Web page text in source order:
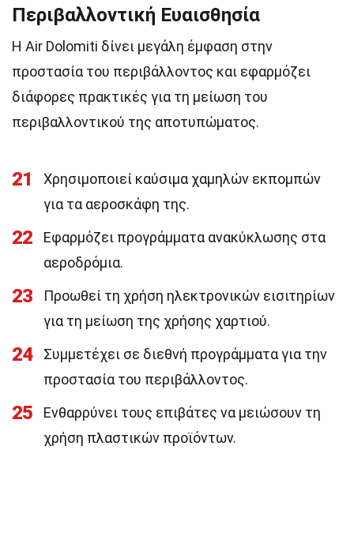
Περιβαλλοντική Ευαισθησία
Η Air Dolomiti δίνει μεγάλη έμφαση στην
προστασία του περιβάλλοντος και εφαρμόζει
διάφορες πρακτικές για τη μείωση του
περιβαλλοντικού της αποτυπώματος.
21
Χρησιμοποιεί καύσιμα χαμηλών εκπομπών
για τα αεροσκάφη της.
22
Εφαρμόζει προγράμματα ανακύκλωσης στα
αεροδρόμια.
23
Προωθεί τη χρήση ηλεκτρονικών εισιτηρίων
για τη μείωση της χρήσης χαρτιού.
24
Συμμετέχει σε διεθνή προγράμματα για την
προστασία του περιβάλλοντος.
25
Ενθαρρύνει τους επιβάτες να μειώσουν τη
χρήση πλαστικών προϊόντων.